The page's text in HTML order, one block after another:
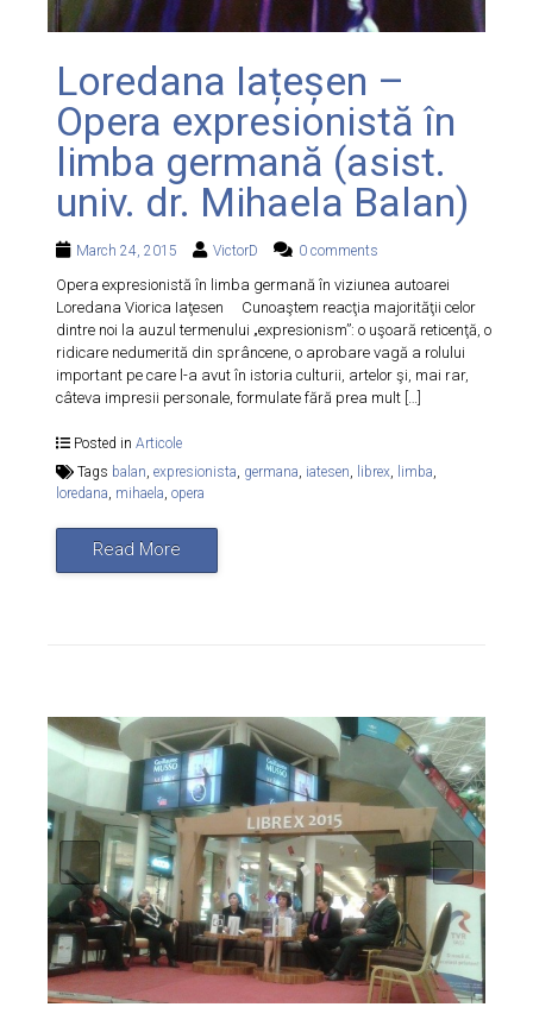
Loredana Iațeșen –
Opera expresionistă în
limba germană (asist.
univ. dr. Mihaela Balan)
March 24, 2015 VictorD 0 comments
Opera expresionistă în limba germană în viziunea autoarei
Loredana Viorica Iaţesen Cunoaştem reacţia majorităţii celor
dintre noi la auzul termenului „expresionism”: o uşoară reticenţă, o
ridicare nedumerită din sprâncene, o aprobare vagă a rolului
important pe care l-a avut în istoria culturii, artelor şi, mai rar,
câteva impresii personale, formulate fără prea mult […]
Posted inArticole
Tags balan ,expresionista germana iatesen librex limba
loredana mihaela ,opera
Read More